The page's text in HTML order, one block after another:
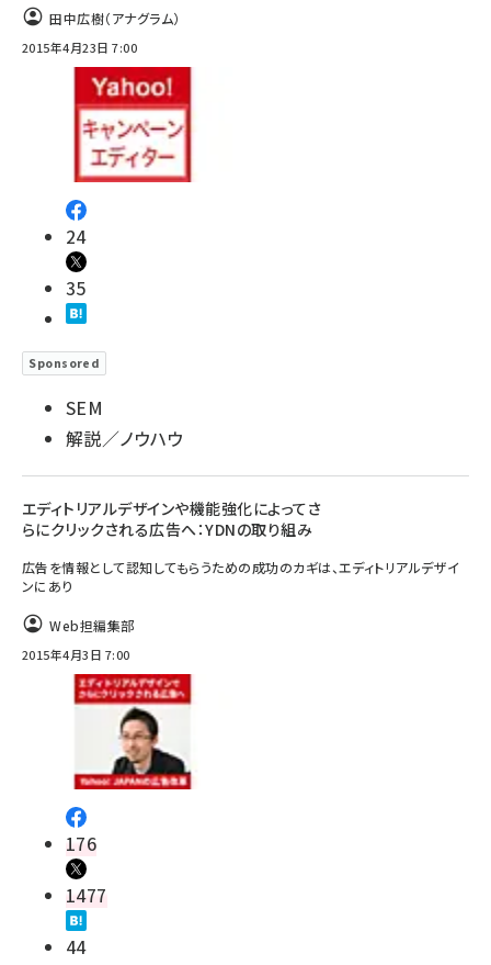
田中広樹（アナグラム）
2015年4月23日 7:00
24
35
Sponsored
SEM
解説／ノウハウ
エディトリアルデザインや機能強化によってさ
らにクリックされる広告へ：YDNの取り組み
広告を情報として認知してもらうための成功のカギは、エディトリアルデザイ
ンにあり
Web担編集部
2015年4月3日 7:00
176
1477
44